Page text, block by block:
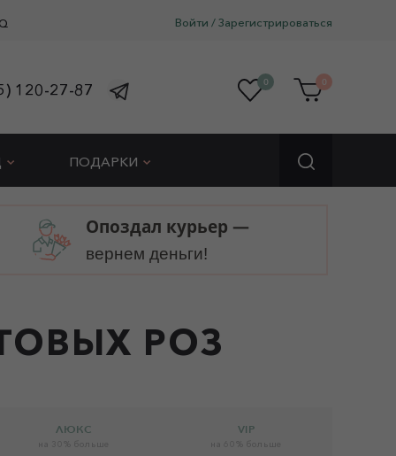
Войти /Зарегистрироваться
120-27-87 0 0
ПОДАРКИ
Опоздал курьер —
вернем деньги!
РОЗ
ЛЮКС VIP